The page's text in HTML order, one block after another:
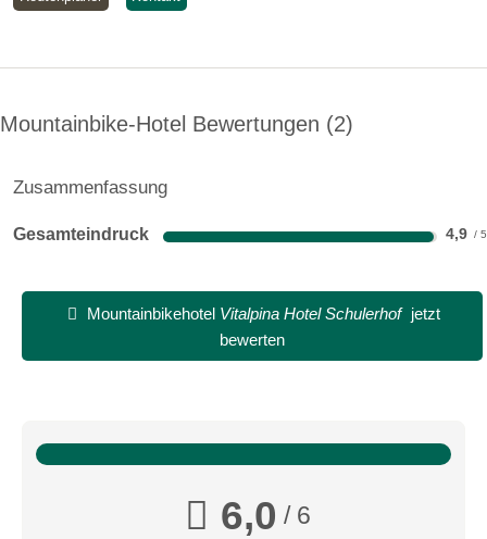
08:00-19:00
08:00-19:00
öffentliche Verkehrsmittel
Bergbahnen
Link zur Mountainbike Region
Mountainbike-Hotel Bewertungen 2
Zusammenfassung
Gesamteindruck 4,9
Mountainbikehotel Vitalpina Hotel Schulerhof
jetzt
bewerten
6,0 / 6